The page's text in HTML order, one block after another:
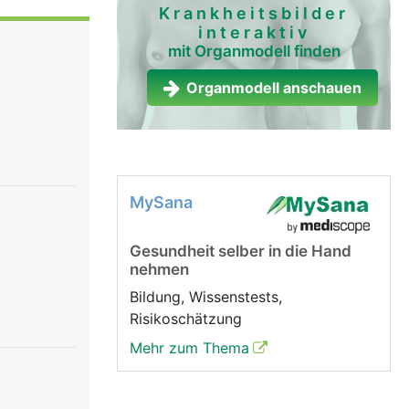
über den
wir
genau
Krankheitsbilder
interaktiv
mit Organmodell finden
Organmodell anschauen
MySana
Gesundheit selber in die Hand
nehmen
Bildung, Wissenstests,
Risikoschätzung
Mehr zum Thema